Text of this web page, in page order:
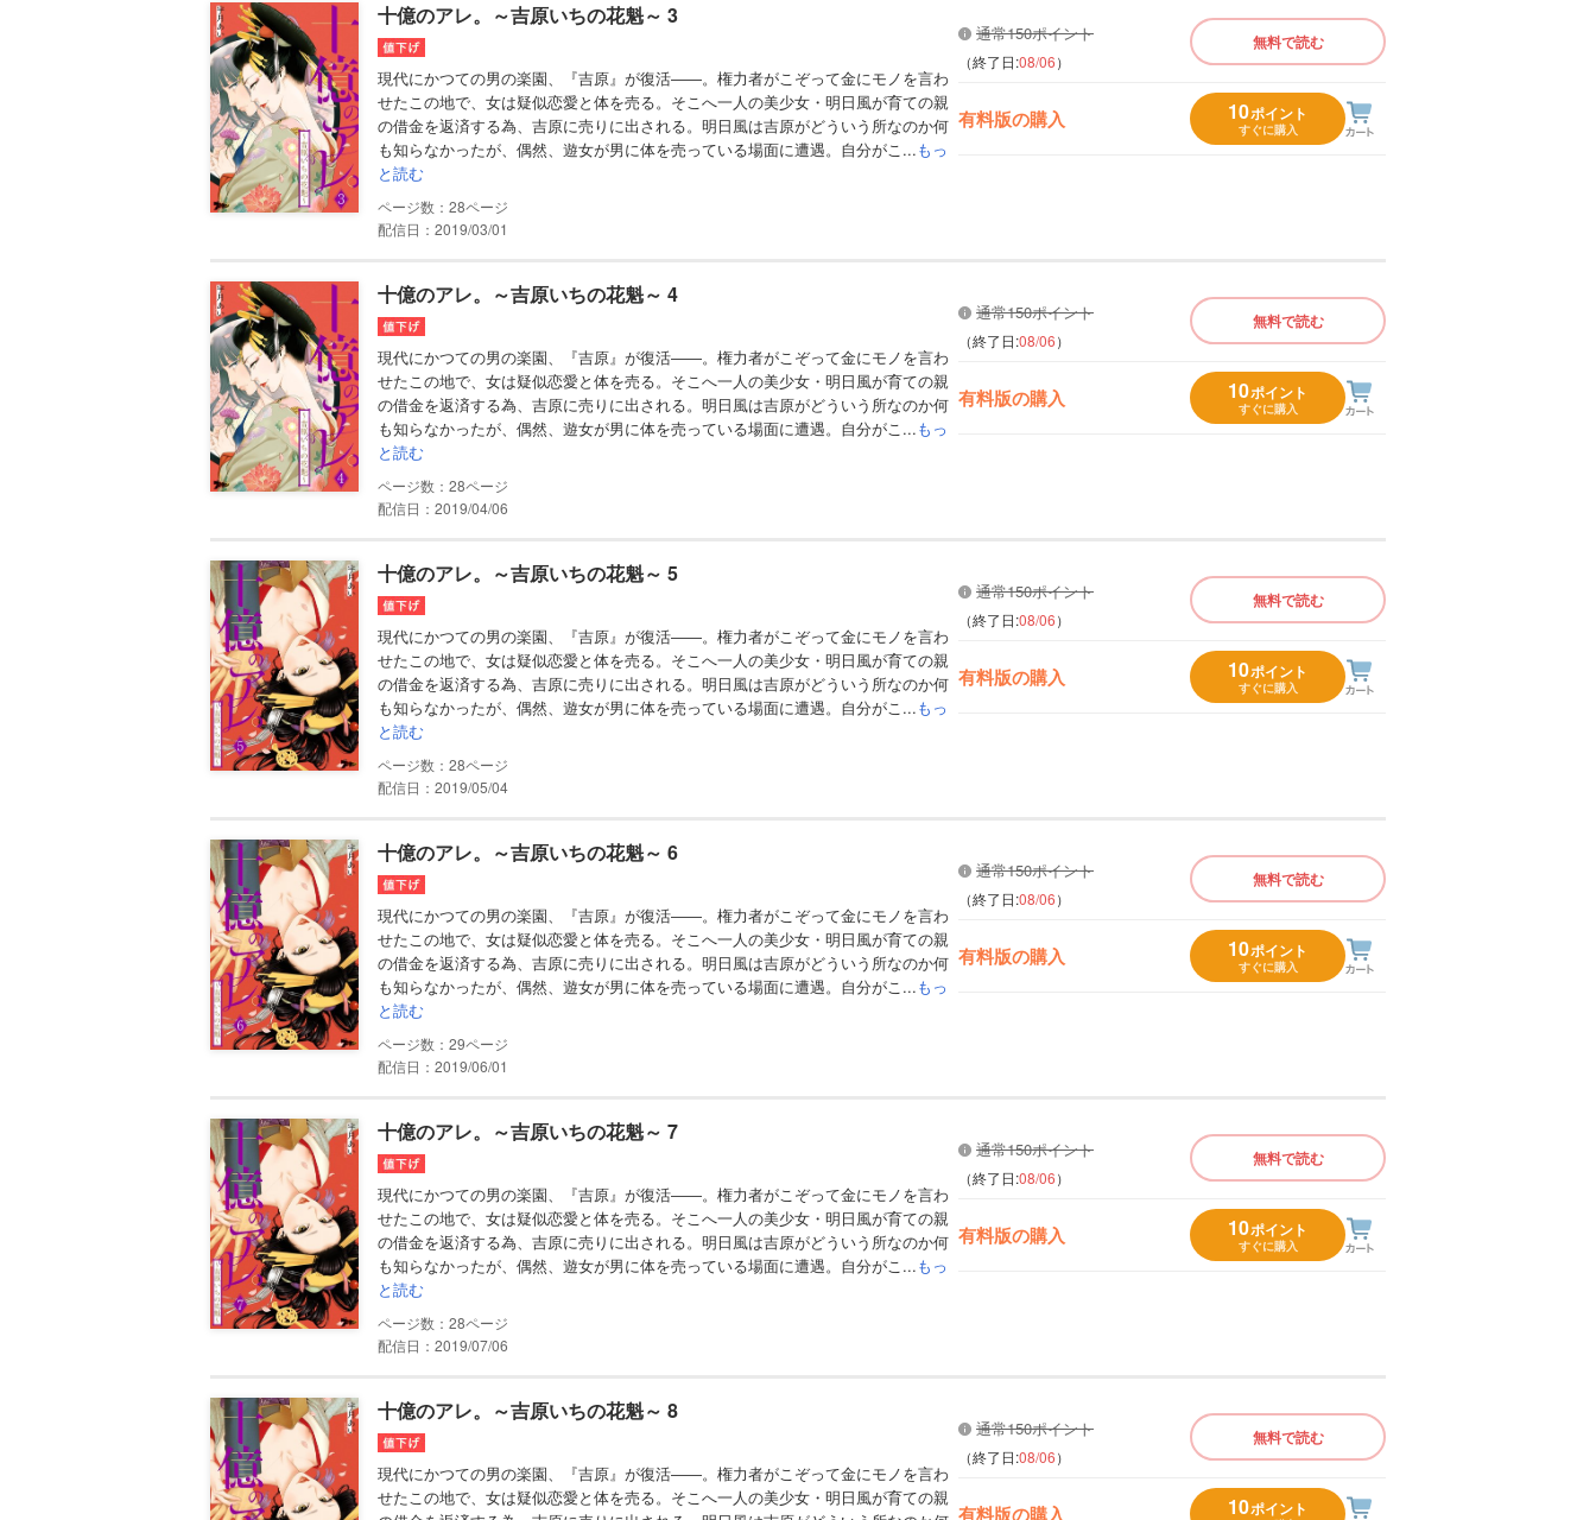
十億のアレ。～吉原いちの花魁～ 3
現代にかつての男の楽園、『吉原』が復活――。権力者がこぞって金にモノを言わ
せたこの地で、女は疑似恋愛と体を売る。そこへ一人の美少女・明日風が育ての親
の借金を返済する為、吉原に売りに出される。明日風は吉原がどういう所なのか何
も知らなかったが、偶然、遊女が男に体を売っている場面に遭遇。自分がこ...もっ
と読む
28
配信日：2019/03/01
通常150ポイント
（終了日:08/06）
無料で読む
有料版の購入 10ポイント
すぐに購入
十億のアレ。～吉原いちの花魁～ 4
現代にかつての男の楽園、『吉原』が復活――。権力者がこぞって金にモノを言わ
せたこの地で、女は疑似恋愛と体を売る。そこへ一人の美少女・明日風が育ての親
の借金を返済する為、吉原に売りに出される。明日風は吉原がどういう所なのか何
も知らなかったが、偶然、遊女が男に体を売っている場面に遭遇。自分がこ...もっ
と読む
28
配信日：2019/04/06
通常150ポイント
（終了日:08/06）
無料で読む
有料版の購入 10ポイント
すぐに購入
十億のアレ。～吉原いちの花魁～ 5
現代にかつての男の楽園、『吉原』が復活――。権力者がこぞって金にモノを言わ
せたこの地で、女は疑似恋愛と体を売る。そこへ一人の美少女・明日風が育ての親
の借金を返済する為、吉原に売りに出される。明日風は吉原がどういう所なのか何
も知らなかったが、偶然、遊女が男に体を売っている場面に遭遇。自分がこ...もっ
と読む
28
配信日：2019/05/04
通常150ポイント
（終了日:08/06）
無料で読む
有料版の購入 10ポイント
すぐに購入
十億のアレ。～吉原いちの花魁～ 6
現代にかつての男の楽園、『吉原』が復活――。権力者がこぞって金にモノを言わ
せたこの地で、女は疑似恋愛と体を売る。そこへ一人の美少女・明日風が育ての親
の借金を返済する為、吉原に売りに出される。明日風は吉原がどういう所なのか何
も知らなかったが、偶然、遊女が男に体を売っている場面に遭遇。自分がこ...もっ
と読む
29
配信日：2019/06/01
通常150ポイント
（終了日:08/06）
無料で読む
有料版の購入 10ポイント
すぐに購入
十億のアレ。～吉原いちの花魁～ 7
現代にかつての男の楽園、『吉原』が復活――。権力者がこぞって金にモノを言わ
せたこの地で、女は疑似恋愛と体を売る。そこへ一人の美少女・明日風が育ての親
の借金を返済する為、吉原に売りに出される。明日風は吉原がどういう所なのか何
も知らなかったが、偶然、遊女が男に体を売っている場面に遭遇。自分がこ...もっ
と読む
28
配信日：2019/07/06
通常150ポイント
（終了日:08/06）
無料で読む
有料版の購入 10ポイント
すぐに購入
十億のアレ。～吉原いちの花魁～ 8
現代にかつての男の楽園、『吉原』が復活――。権力者がこぞって金にモノを言わ
せたこの地で、女は疑似恋愛と体を売る。そこへ一人の美少女・明日風が育ての親
通常150ポイント
（終了日:08/06）
無料で読む
有料版の購入 10ポイント